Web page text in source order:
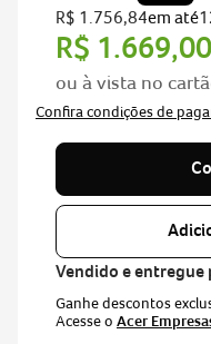
R$ 1 .756,84em até
R$ 1.669,00
ou à vista no
Vendido e entregue
Ganhe descontos
Acesse o Acer